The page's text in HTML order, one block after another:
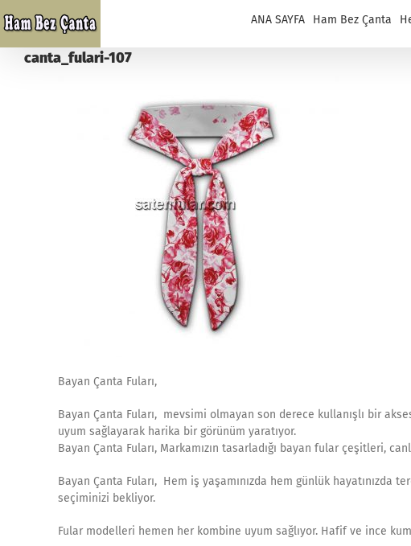
to
ANA SAYFA Ham Bez Çanta
canta_fulari-107
Bayan Çanta Fuları,
Bayan Çanta Fuları, mevsimi olmayan son derece kullanışlı bir
uyum sağlayarak harika bir görünüm yaratıyor.
Bayan Çanta Fuları, Markamızın tasarladığı bayan fular çeşitleri,
Bayan Çanta Fuları, Hem iş yaşamınızda hem günlük hayatınızda
seçiminizi bekliyor.
Fular modelleri hemen her kombine uyum sağlıyor. Hafif ve ince